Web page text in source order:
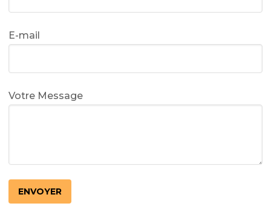
E-mail
Votre Message